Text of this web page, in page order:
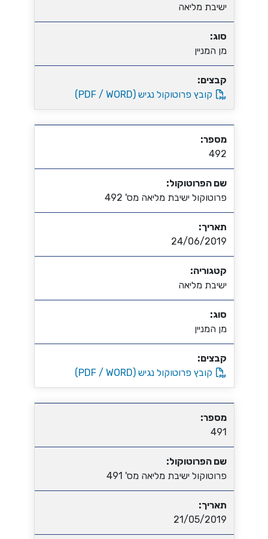
ישיבת מליאה
סוג:
מן המניין
קבצים:
קובץ פרוטוקול נגיש (PDF / WORD)
מספר:
492
שם הפרוטוקול:
פרוטוקול ישיבת מליאה מס' 492
תאריך:
24/06/2019
קטגוריה:
ישיבת מליאה
סוג:
מן המניין
קבצים:
קובץ פרוטוקול נגיש (PDF / WORD)
מספר:
491
שם הפרוטוקול:
פרוטוקול ישיבת מליאה מס' 491
תאריך:
21/05/2019